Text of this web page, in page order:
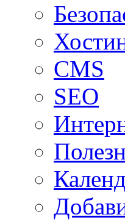
CMS
SEO